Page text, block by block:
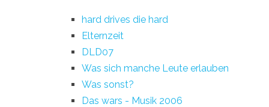
hard drives die hard
Elternzeit
DLD07
Was sich manche Leute erlauben
Was sonst?
Das wars - Musik 2006